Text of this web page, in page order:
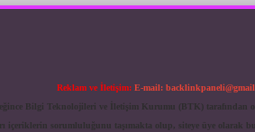
Reklam ve İletişim: E-mail:
Bilgi Teknolojileri ve İletişim Kurumu (BTK) tarafından
içeriklerin sorumluluğunu taşımakta olup, siteye üye